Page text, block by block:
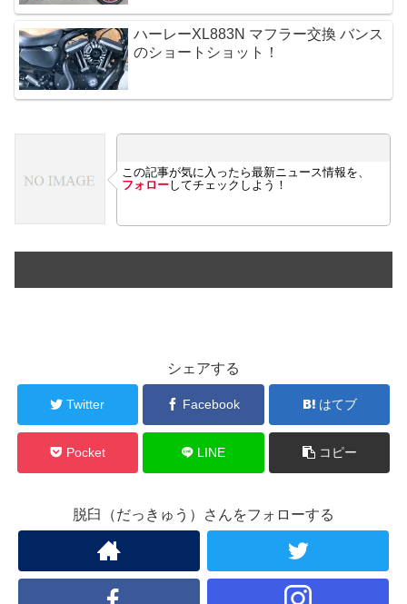
ハーレーXL883N マフラー交換 バンス
のショートショット！
この記事が気に入ったら最新ニュース情報を、
フォローしてチェックしよう！
シェアする
Twitter Facebook はてブ
Pocket LINE コピー
脱臼（だっきゅう）さんをフォローする